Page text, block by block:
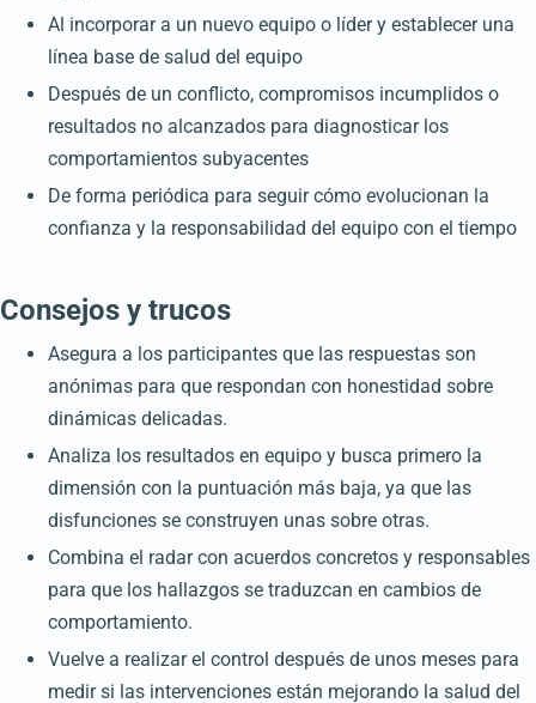
Al incorporar a un nuevo equipo o líder y establecer una
línea base de salud del equipo
Después de un conflicto, compromisos incumplidos o
resultados no alcanzados para diagnosticar los
comportamientos subyacentes
De forma periódica para seguir cómo evolucionan la
confianza y la responsabilidad del equipo con el tiempo
Consejos y trucos
Asegura a los participantes que las respuestas son
anónimas para que respondan con honestidad sobre
dinámicas delicadas.
Analiza los resultados en equipo y busca primero la
dimensión con la puntuación más baja, ya que las
disfunciones se construyen unas sobre otras.
Combina el radar con acuerdos concretos y responsables
para que los hallazgos se traduzcan en cambios de
comportamiento.
Vuelve a realizar el control después de unos meses para
medir si las intervenciones están mejorando la salud del